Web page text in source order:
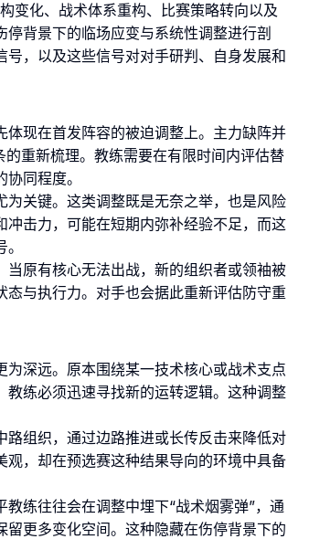
变化、战术体系重构、比赛策略转向以及
背景下的临场应变与系统性调整进行剖
，以及这些信号对对手研判、自身发展和
现在首发阵容的被迫调整上。主力缺阵并
重新梳理。教练需要在有限时间内评估替
同程度。
关键。这类调整既是无奈之举，也是风险
击力，可能在短期内弥补经验不足，而这
原有核心无法出战，新的组织者或领袖被
与执行力。对手也会据此重新评估防守重
深远。原本围绕某一技术核心或战术支点
练必须迅速寻找新的运转逻辑。这种调整
组织，通过边路推进或长传反击来降低对
，却在预选赛这种结果导向的环境中具备
练往往会在调整中埋下“战术烟雾弹”，通
更多变化空间。这种隐藏在伤停背景下的